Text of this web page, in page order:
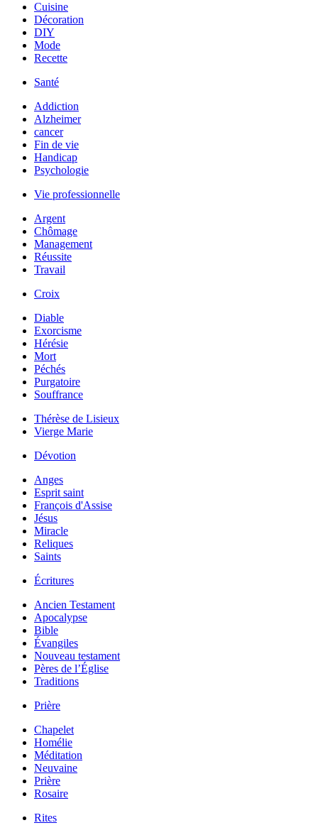
Cuisine
Décoration
DIY
Mode
Recette
Santé
Addiction
Alzheimer
cancer
Fin de vie
Handicap
Psychologie
Vie professionnelle
Argent
Chômage
Management
Réussite
Travail
Croix
Diable
Exorcisme
Hérésie
Mort
Péchés
Purgatoire
Souffrance
Thérèse de Lisieux
Vierge Marie
Dévotion
Anges
Esprit saint
François d'Assise
Jésus
Miracle
Reliques
Saints
Écritures
Ancien Testament
Apocalypse
Bible
Évangiles
Nouveau testament
Pères de l’Église
Traditions
Prière
Chapelet
Homélie
Méditation
Neuvaine
Prière
Rosaire
Rites